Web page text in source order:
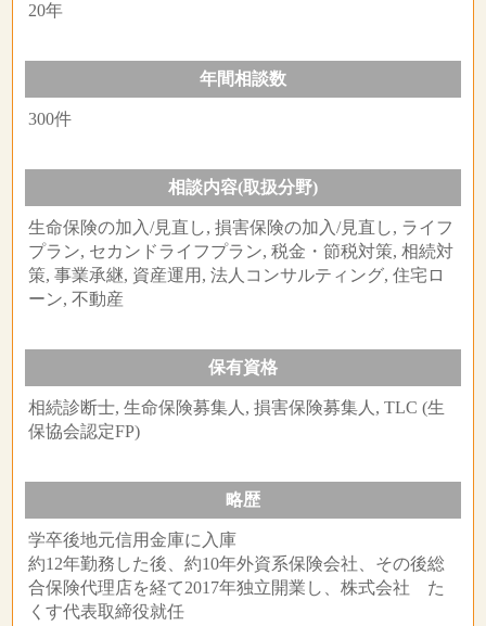
20年
年間相談数
300件
相談内容(取扱分野)
生命保険の加入/見直し, 損害保険の加入/見直し, ライフ
プラン, セカンドライフプラン, 税金・節税対策, 相続対
策, 事業承継, 資産運用, 法人コンサルティング, 住宅ロ
ーン, 不動産
保有資格
相続診断士, 生命保険募集人, 損害保険募集人, TLC (生
保協会認定FP)
略歴
学卒後地元信用金庫に入庫
約12年勤務した後、約10年外資系保険会社、その後総
合保険代理店を経て2017年独立開業し、株式会社 た
くす代表取締役就任